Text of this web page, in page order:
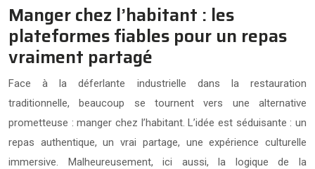
Manger chez l’habitant : les
plateformes fiables pour un repas
vraiment partagé
Face à la déferlante industrielle dans la restauration
traditionnelle, beaucoup se tournent vers une alternative
prometteuse : manger chez l’habitant. L’idée est séduisante : un
repas authentique, un vrai partage, une expérience culturelle
immersive. Malheureusement, ici aussi, la logique de la